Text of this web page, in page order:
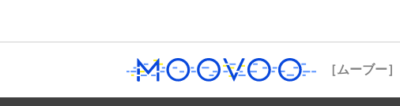
［ムーブー］